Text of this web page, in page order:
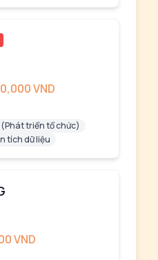
VND
triển tổ chức)
tích dữ liệu
VND